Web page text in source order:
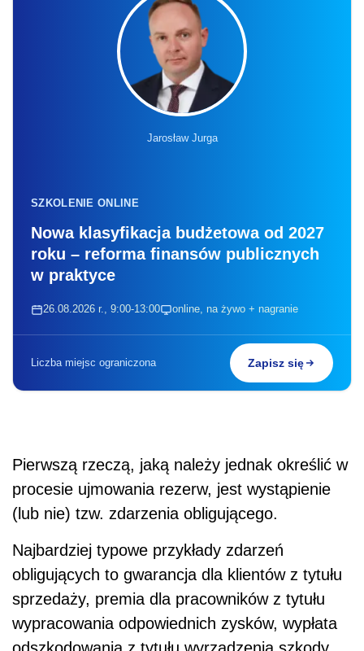
Jarosław Jurga
SZKOLENIE ONLINE
Nowa klasyfikacja budżetowa od 2027
roku – reforma finansów publicznych
w praktyce
26.08.2026 r., 9:00-13:00 online, na żywo + nagranie
Liczba miejsc ograniczona Zapisz się
Pierwszą rzeczą, jaką należy jednak określić w
procesie ujmowania rezerw, jest wystąpienie
(lub nie) tzw. zdarzenia obligującego.
Najbardziej typowe przykłady zdarzeń
obligujących to gwarancja dla klientów z tytułu
sprzedaży, premia dla pracowników z tytułu
wypracowania odpowiednich zysków, wypłata